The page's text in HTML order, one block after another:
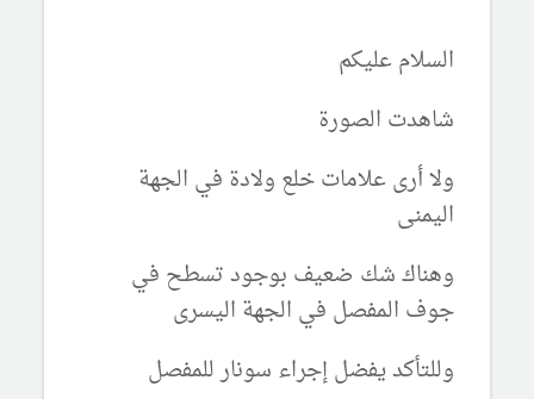
السلام عليكم
شاهدت الصورة
ولا أرى علامات خلع ولادة في الجهة
اليمنى
وهناك شك ضعيف بوجود تسطح في
جوف المفصل في الجهة اليسرى
وللتأكد يفضل إجراء سونار للمفصل